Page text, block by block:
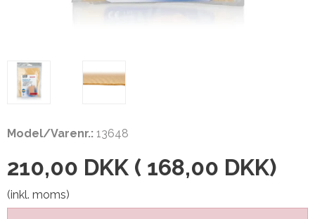
Model/Varenr.: 13648
210,00 DKK ( 168,00 DKK)
(inkl. moms)